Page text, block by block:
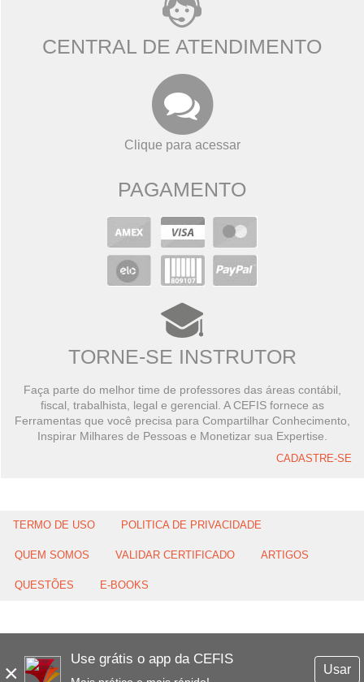
×
Use grátis o app da CEFIS
Usar
CENTRAL DE ATENDIMENTO
Clique para acessar
PAGAMENTO
TORNE-SE INSTRUTOR
Faça parte do melhor time de professores das áreas contábil,
fiscal, trabalhista, legal e gerencial. A CEFIS fornece as
Ferramentas que você precisa para Compartilhar Conhecimento,
Inspirar Milhares de Pessoas e Monetizar sua Expertise.
CADASTRE-SE
TERMO DE USO POLITICA DE PRIVACIDADE
QUEM SOMOS VALIDAR CERTIFICADO ARTIGOS
QUESTÕES E-BOOKS